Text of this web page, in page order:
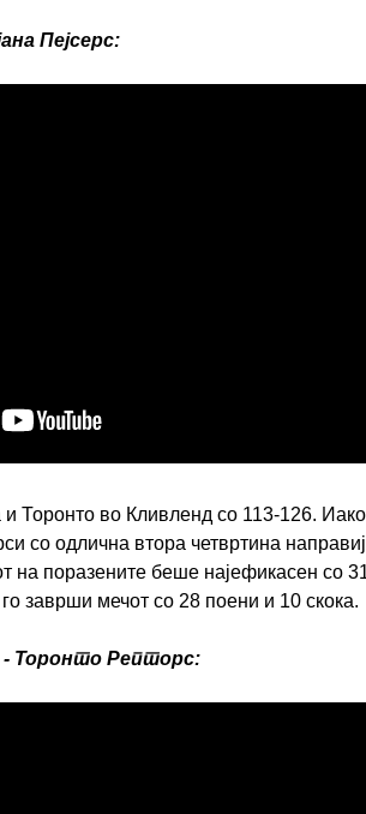
Пејсерс:
и Торонто во Кливленд со 113-126.
со одлична втора четвртина
на поразените беше најефикасен со
заврши мечот со 28 поени и 10 скока.
- Торонто Репторс:
ИМПРЕСУМ
или комерцијална употреба на текстови,